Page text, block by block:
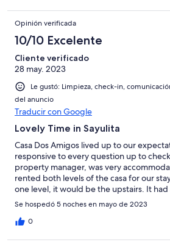
always available.
Opinión verificada
10/10 Excelente
Cliente verificado
28 may. 2023
Le gustó: Limpieza, check-in,
del anuncio
Traducir con Google
Lovely Time in Sayulita
Casa Dos Amigos lived up to our
responsive to every question up to
property manager, was very
rented both levels of the casa for our
one level, it would be the upstairs. It
living room and the open air shower. All
property is less than two blocks from the
daily housekeeping kept us in fresh
Se hospedó 5 noches en mayo de 2023
0